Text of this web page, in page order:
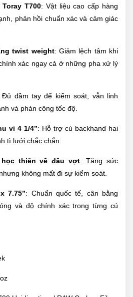
T700: Vật liệu cao cấp hàng
phản hồi chuẩn xác và cảm giác
twist weight: Giảm lệch tâm khi
xác ngay cả ở những pha xử lý
Đủ đầm tay để kiểm soát, vẫn linh
và phản công tốc độ.
vi 4 1/4”: Hỗ trợ cú backhand hai
tì lưới chắc chắn.
thiên về đầu vợt: Tăng sức
không mất đi sự kiểm soát.
7.75”: Chuẩn quốc tế, cân bằng
và độ chính xác trong từng cú